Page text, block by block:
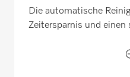
Die automatische
Zeitersparnis und einen